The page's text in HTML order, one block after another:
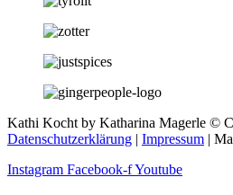
Kathi Kocht by Katharina Magerle ©
Datenschutzerklärung | Impressum |
Instagram Facebook-fYoutube